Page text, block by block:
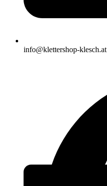
info@klettershop-klesch.at